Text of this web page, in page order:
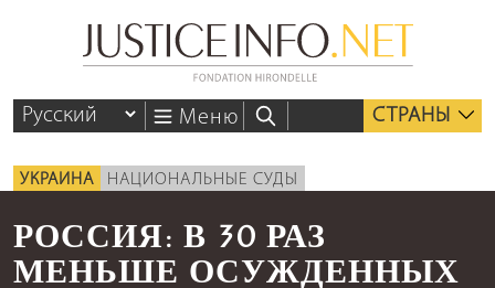
Меню СТРАНЫ
УКРАИНА НАЦИОНАЛЬНЫЕ СУДЫ
РОССИЯ: В 30 РАЗ
МЕНЬШЕ ОСУЖДЕННЫХ